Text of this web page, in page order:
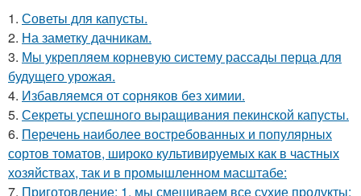
1. Советы для капусты.
2. На заметку дачникам.
3. Мы укрепляем корневую систему рассады перца для
будущего урожая.
4. Избавляемся от сорняков без химии.
5. Секреты успешного выращивания пекинской капусты.
6. Перечень наиболее востребованных и популярных
сортов томатов, широко культивируемых как в частных
хозяйствах, так и в промышленном масштабе:
7. Приготовление: 1. мы смешиваем все сухие продукты: